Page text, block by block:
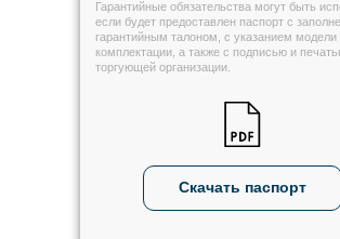
Гарантийные обязательства могут быть
если будет предоставлен паспорт с
гарантийным талоном, с указанием модели
комплектации, а также с подписью и
торгующей организации.
Скачать паспорт